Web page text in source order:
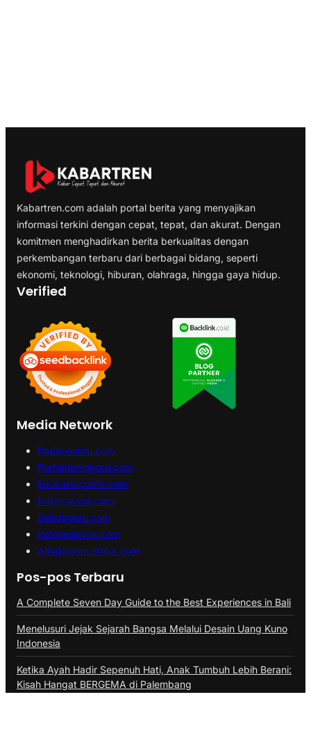
Kabartren.com adalah portal berita yang menyajikan
informasi terkini dengan cepat, tepat, dan akurat. Dengan
komitmen menghadirkan berita berkualitas dengan
perkembangan terbaru dari berbagai bidang, seperti
ekonomi, teknologi, hiburan, olahraga, hingga gaya hidup.
Verified
Media Network
Radarwaktu.com
Portaldemokrasi.com
Edukasiupdate.com
Nalarrakyat.com
Sabdaguru.com
Indonesiavox.com
Alfapresspustaka.com
Pos-pos Terbaru
A Complete Seven Day Guide to the Best Experiences in Bali
Menelusuri Jejak Sejarah Bangsa Melalui Desain Uang Kuno
Indonesia
Ketika Ayah Hadir Sepenuh Hati, Anak Tumbuh Lebih Berani:
Kisah Hangat BERGEMA di Palembang